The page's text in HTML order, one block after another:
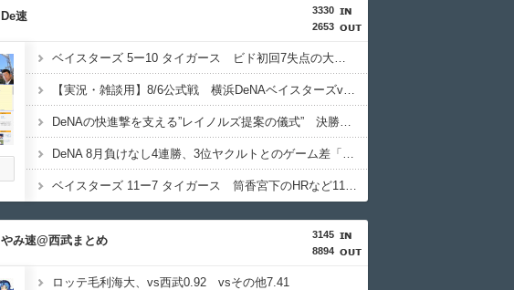
3330
2653
De速
ベイスターズ 5ー10 タイガース ビド初回7失点の大炎上 度会のタイムリーなど反撃見せるも…負け
【実況・雑談用】8/6公式戦 横浜DeNAベイスターズvs阪神タイガース
DeNAの快進撃を支える”レイノルズ提案の儀式” 決勝2ランの宮下が明かす「儀式を始めてから、チームが一つになっている」
DeNA 8月負けなし4連勝、3位ヤクルトとのゲーム差「0」でAクラス目前！
ベイスターズ 11ー7 タイガース 筒香宮下のHRなど11得点 東7回3失点で試合を作る
3145
8894
やみ速@西武まとめ
ロッテ毛利海大、vs西武0.92 vsその他7.41